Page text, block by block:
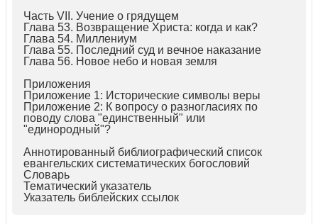
Часть VII. Учение о грядущем
Глава 53. Возвращение Христа: когда и как?
Глава 54. Миллениум
Глава 55. Последний суд и вечное наказание
Глава 56. Новое небо и новая земля
Приложения
Приложение 1: Исторические символы веры
Приложение 2: К вопросу о разногласиях по
поводу слова "единственный" или
"единородный"?
Аннотированный библиографический список
евангельских систематических богословий
Словарь
Тематический указатель
Указатель библейских ссылок